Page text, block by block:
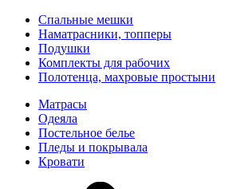
Спальные мешки
Наматрасники, топперы
Подушки
Комплекты для рабочих
Полотенца, махровые простыни
Матрасы
Одеяла
Постельное белье
Пледы и покрывала
Кровати